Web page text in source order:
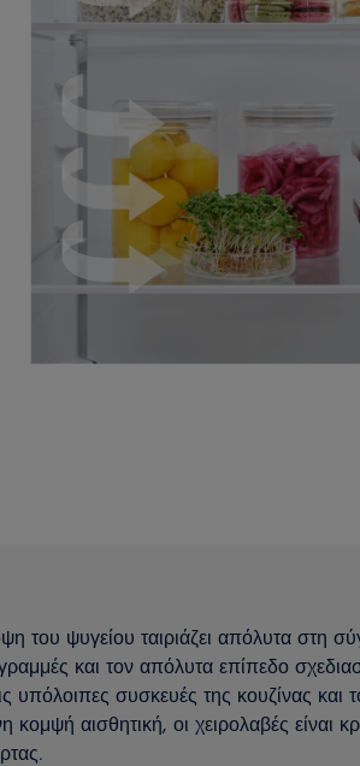
του ψυγείου ταιριάζει απόλυτα στη
και τον απόλυτα επίπεδο
υπόλοιπες συσκευές της κουζίνας και
κομψή αισθητική, οι χειρολαβές είναι